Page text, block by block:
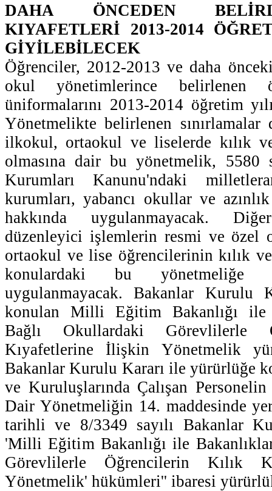
DAHA ÖNCEDEN
KIYAFETLERİ 2013-2014
GİYİLEBİLECEK
Öğrenciler, 2012-2013 ve daha
okul yönetimlerince
üniformalarını 2013-2014 öğretim
Yönetmelikte belirlenen sınırlamalar
ilkokul, ortaokul ve liselerde kılık
olmasına dair bu yönetmelik, 5580
Kurumları Kanunu'ndaki
kurumları, yabancı okullar ve
hakkında uygulanmayacak.
düzenleyici işlemlerin resmi ve özel
ortaokul ve lise öğrencilerinin kılık
konulardaki bu yönetmeliğe
uygulanmayacak. Bakanlar Kurulu
konulan Milli Eğitim Bakanlığı ile
Bağlı Okullardaki Görevlilerle
Kıyafetlerine İlişkin Yönetmelik
Bakanlar Kurulu Kararı ile yürürlüğe
ve Kuruluşlarında Çalışan
Dair Yönetmeliğin 14. maddesinde
tarihli ve 8/3349 sayılı Bakanlar
'Milli Eğitim Bakanlığı ile
Görevlilerle Öğrencilerin Kılık
Yönetmelik' hükümleri'' ibaresi